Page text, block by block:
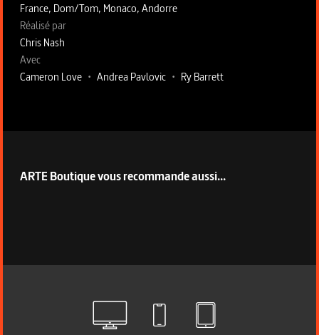
France, Dom/Tom, Monaco, Andorre
Fiche technique section droite
Réalisé par
Chris Nash
Avec
Cameron Love • Andrea Pavlovic • Ry Barrett
ARTE Boutique vous recommande aussi...